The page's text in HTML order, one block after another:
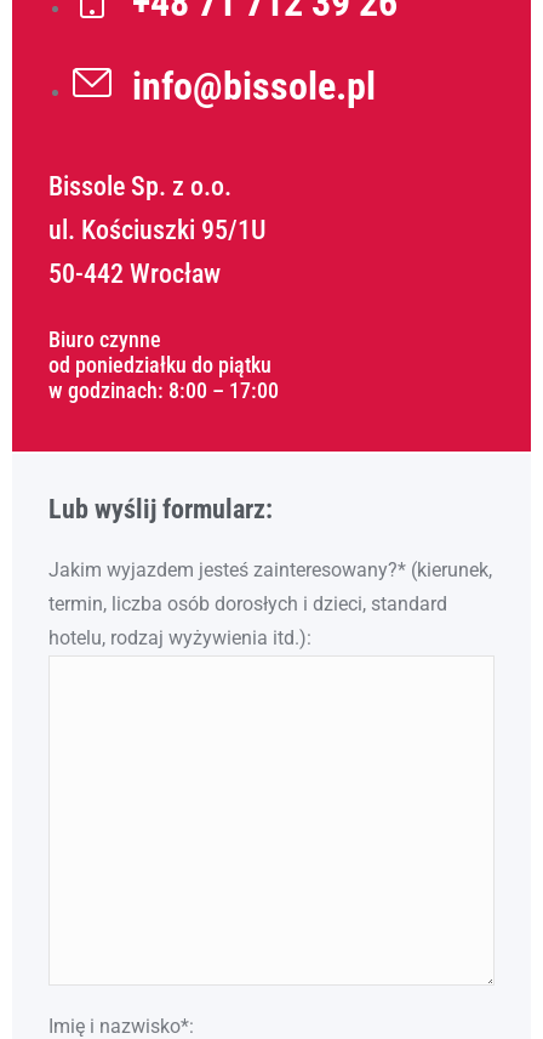
info@bissole.pl
Bissole Sp. z o.o.
ul. Kościuszki 95/1U
50-442 Wrocław
Biuro czynne
od poniedziałku do piątku
w godzinach: 8:00 – 17:00
Lub wyślij formularz:
Jakim wyjazdem jesteś zainteresowany?* (kierunek,
termin, liczba osób dorosłych i dzieci, standard
hotelu, rodzaj wyżywienia itd.):
Imię i nazwisko*: